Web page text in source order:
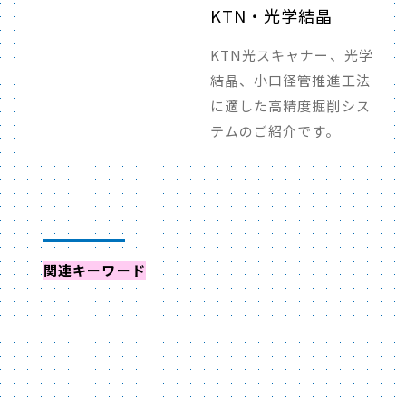
KTN・光学結晶
KTN光スキャナー、光学
結晶、小口径管推進工法
に適した高精度掘削シス
テムのご紹介です。
関連キーワード からイベントを探す